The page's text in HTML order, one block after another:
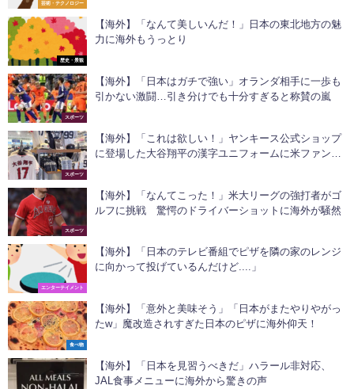
芸術・テクノロジー
歴史・景観
【海外】「なんて美しいんだ！」日本の東北地方の魅
力に海外もうっとり
スポーツ
【海外】「日本はガチで強い」オランダ相手に一歩も
引かない激闘…引き分けでも十分すぎると称賛の嵐
スポーツ
【海外】「これは欲しい！」ヤンキース公式ショップ
に登場した大谷翔平の漢字ユニフォームに米ファン驚
スポーツ
【海外】「なんてこった！」米大リーグの強打者がゴ
ルフに挑戦 驚愕のドライバーショットに海外が騒然
エンターテイメント
【海外】「日本のテレビ番組でピザを隣の家のレンジ
に向かって投げているんだけど....」
食べ物
【海外】「意外と美味そう」「日本がまたやりやがっ
たw」魔改造されすぎた日本のピザに海外仰天！
【海外】「日本を見習うべきだ」ハラール非対応、
JAL食事メニューに海外から驚きの声